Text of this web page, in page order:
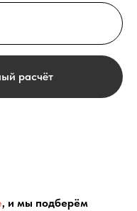
расчёт
, и мы подберём